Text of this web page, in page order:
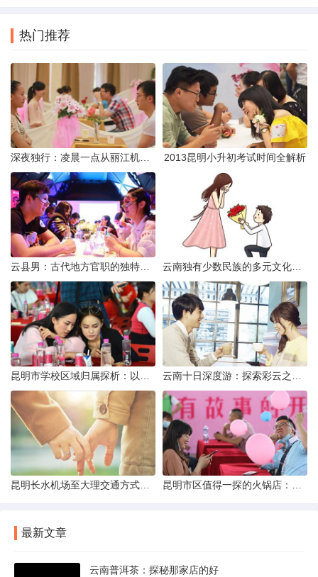
热门推荐
2013昆明小升初考试时间全解析
最新文章
云南普洱茶：探秘那家店的好